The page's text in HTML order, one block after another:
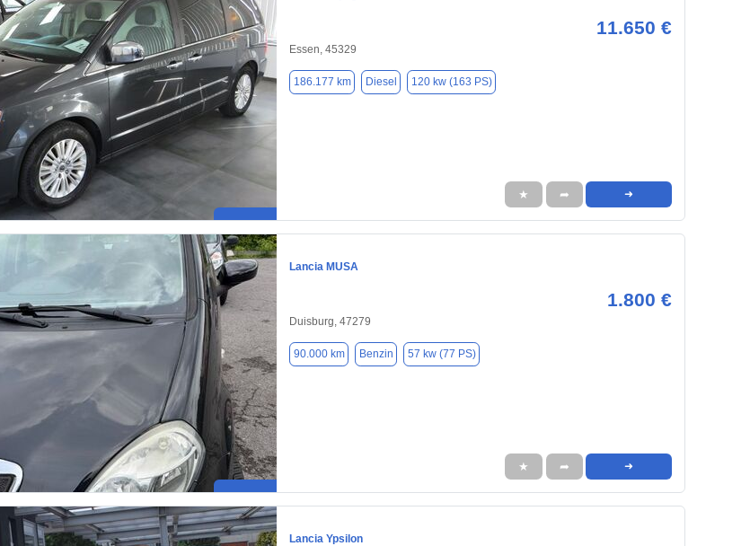
11.650 €
Essen, 45329
186.177 km Diesel 120 kw (163 PS)
★ ➦ ➜
Lancia MUSA
1.800 €
Duisburg, 47279
90.000 km Benzin 57 kw (77 PS)
★ ➦ ➜
Lancia Ypsilon